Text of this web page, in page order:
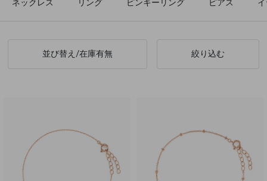
ネックレス リング ピンキーリング ピアス
並び替え/在庫有無 絞り込む